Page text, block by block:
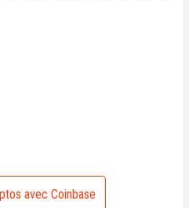
avec Coinbase